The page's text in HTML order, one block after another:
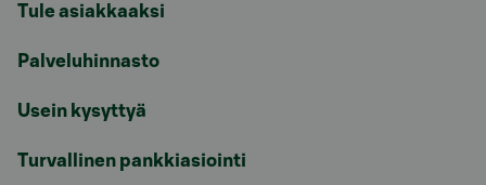
Tule asiakkaaksi
Palveluhinnasto
Usein kysyttyä
Turvallinen pankkiasiointi